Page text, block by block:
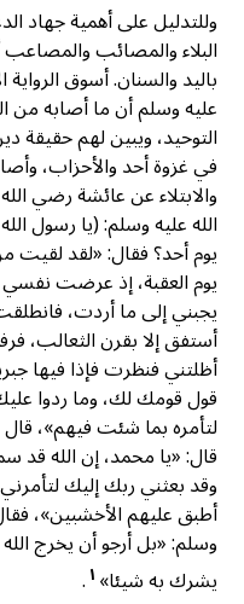
وللتدليل على أهمية جهاد
البلاء والمصائب
باليد والسنان. أسوق
عليه وسلم أن ما أصابه من
التوحيد، ويبين لهم حقيقة
في غزوة أحد والأحزاب،
والابتلاء عن عائشة رضي
الله عليه وسلم: (یا رسول
يوم أحد؟ فقال: «لقد
يوم العقبة، إذ عرضت نفسي
يجبني إلى ما أردت،
أستفق إلا بقرن الثعالب،
أظلتني فنظرت فإذا فيها
قول قومك لك، وما ردوا
لتأمره بما شئت فيهم»،
قال: «يا محمد، إن الله قد
وقد بعثني ربك إليك
أطبق عليهم الأخشبين»،
وسلم: «بل أرجو أن يخرج
يشرك به شيئا»١.